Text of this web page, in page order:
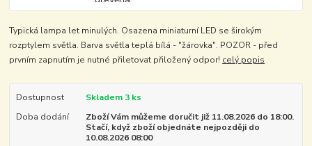
Typická lampa let minulých. Osazena miniaturní LED se širokým
rozptylem světla. Barva světla teplá bílá - "žárovka". POZOR - před
prvním zapnutím je nutné přiletovat přiložený odpor! celý popis
Dostupnost
Skladem 3 ks
Doba dodání
Zboží Vám můžeme doručit již 11.08.2026 do 18:00.
Stačí, když zboží objednáte nejpozději do
10.08.2026 08:00